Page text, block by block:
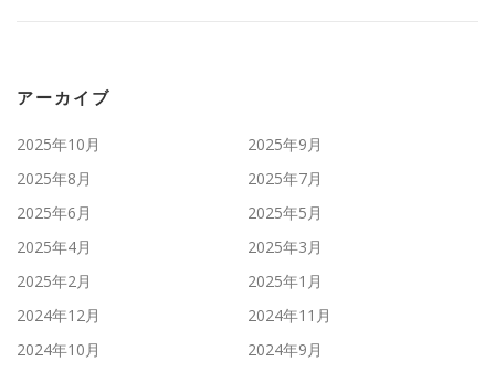
アーカイブ
2025年10月
2025年9月
2025年8月
2025年7月
2025年6月
2025年5月
2025年4月
2025年3月
2025年2月
2025年1月
2024年12月
2024年11月
2024年10月
2024年9月